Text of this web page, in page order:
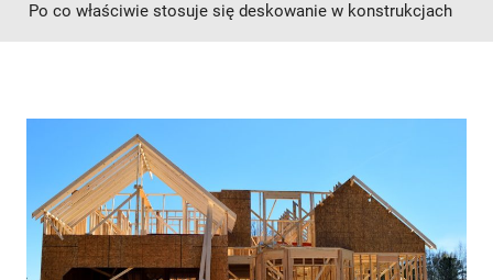
Po co właściwie stosuje się deskowanie w konstrukcjach